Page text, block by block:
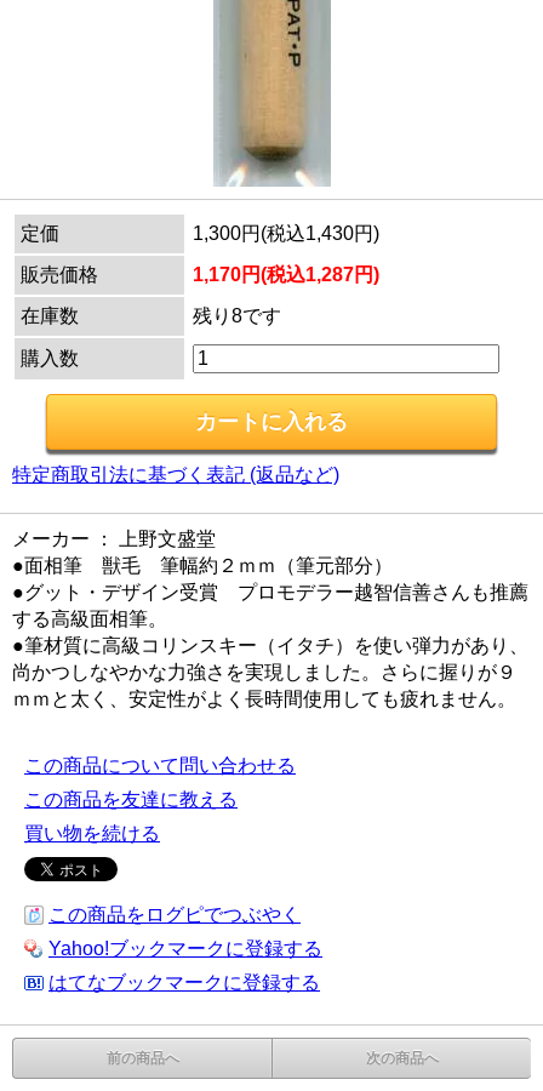
定価
1,300円(税込1,430円)
販売価格
1,170円(税込1,287円)
在庫数
残り8です
購入数
特定商取引法に基づく表記 (返品など)
メーカー ： 上野文盛堂
●面相筆 獣毛 筆幅約２ｍｍ（筆元部分）
●グット・デザイン受賞 プロモデラー越智信善さんも推薦
する高級面相筆。
●筆材質に高級コリンスキー（イタチ）を使い弾力があり、
尚かつしなやかな力強さを実現しました。さらに握りが９
ｍｍと太く、安定性がよく長時間使用しても疲れません。
この商品について問い合わせる
この商品を友達に教える
買い物を続ける
この商品をログピでつぶやく
Yahoo!ブックマークに登録する
はてなブックマークに登録する
前の商品へ 次の商品へ